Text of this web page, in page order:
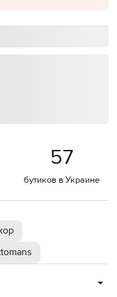
57
бутиков в Украине